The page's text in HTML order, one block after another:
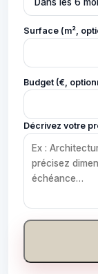
Surface (m²,
Budget (€,
Décrivez votre